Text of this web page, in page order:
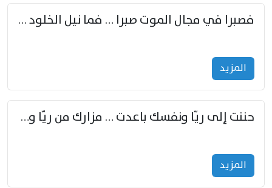
فصبرا في مجال الموت صبرا … فما نيل الخلود بمستطاع
المزید
حننت إلى ريّا ونفسك باعدت … مزارك من ريّا وشعباكما معا
المزید